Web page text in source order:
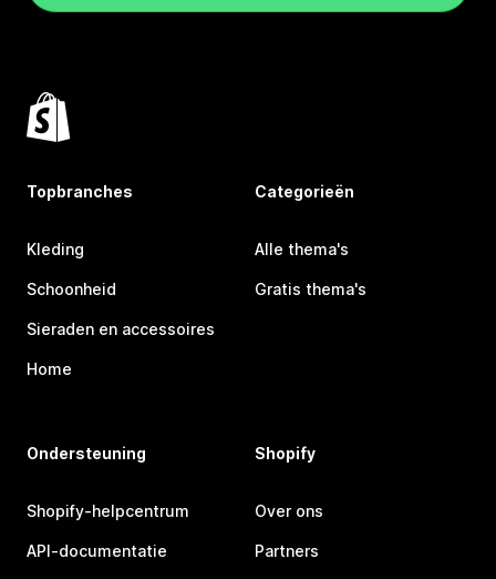
Topbranches
Kleding
Schoonheid
Sieraden en accessoires
Home
Categorieën
Alle thema's
Gratis thema's
Ondersteuning
Shopify-helpcentrum
API-documentatie
Shopify
Over ons
Partners